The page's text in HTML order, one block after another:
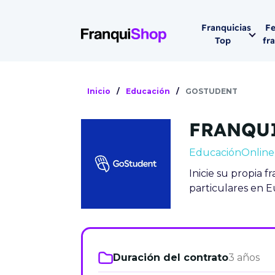
Franquicias
Top
Hostelería
Estética y
Vending08-
IFEMA -
España)
Lleva tu
Inicio / Educación / GOSTUDENT
EducaciónOnline
Inicie su propia
particulares en
Duración del contrato3 años